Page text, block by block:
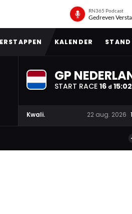
RN365 Podcast
Gedreven
KALENDER STAND
GP
START RACE 16 d 15:02
Kwali. 22 aug. 2026